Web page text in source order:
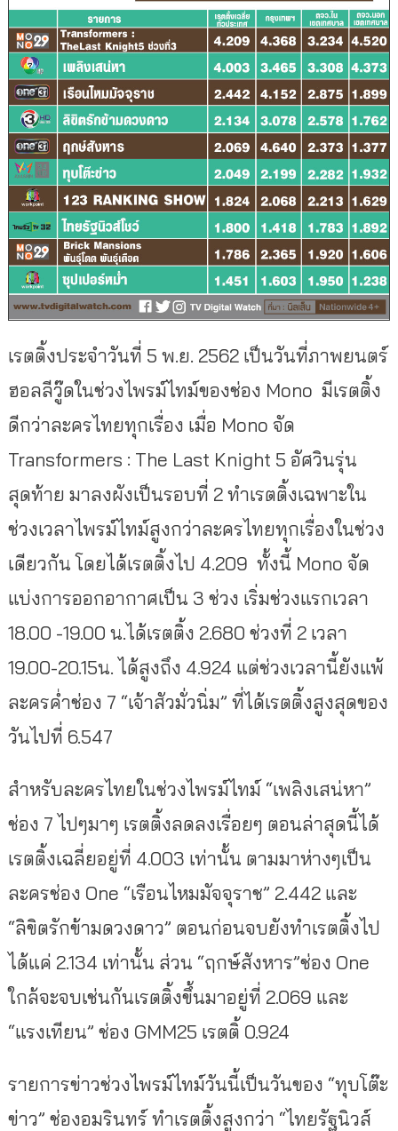
เรตติ้งประจำวันที่ 5 พ.ย. 2562 เป็นวันที่ภาพยนตร์
ฮอลลีวู๊ดในช่วงไพรม์ไทม์ของช่อง Mono มีเรตติ้ง
ดีกว่าละครไทยทุกเรื่อง เมื่อ Mono จัด
Transformers : The Last Knight 5 อัศวินรุ่น
สุดท้าย มาลงผังเป็นรอบที่ 2 ทำเรตติ้งเฉพาะใน
ช่วงเวลาไพรม์ไทม์สูงกว่าละครไทยทุกเรื่องในช่วง
เดียวกัน โดยได้เรตติ้งไป 4.209 ทั้งนี้ Mono จัด
แบ่งการออกอากาศเป็น 3 ช่วง เริ่มช่วงแรกเวลา
18.00 -19.00 น.ได้เรตติ้ง 2.680 ช่วงที่ 2 เวลา
19.00-20.15น. ได้สูงถึง 4.924 แต่ช่วงเวลานี้ยังแพ้
ละครค่ำช่อง 7 “เจ้าสัวมั่วนิ่ม” ที่ได้เรตติ้งสูงสุดของ
วันไปที่ 6.547
สำหรับละครไทยในช่วงไพรม์ไทม์ “เพลิงเสน่หา”
ช่อง 7 ไปๆมาๆ เรตติ้งลดลงเรื่อยๆ ตอนล่าสุดนี้ได้
เรตติ้งเฉลี่ยอยู่ที่ 4.003 เท่านั้น ตามมาห่างๆเป็น
ละครช่อง One “เรือนไหมมัจจุราช” 2.442 และ
“ลิขิตรักข้ามดวงดาว” ตอนก่อนจบยังทำเรตติ้งไป
ได้แค่ 2.134 เท่านั้น ส่วน “ฤกษ์สังหาร”ช่อง One
ใกล้จะจบเช่นกันเรตติ้งขึ้นมาอยู่ที่ 2.069 และ
“แรงเทียน” ช่อง GMM25 เรตติ้ 0.924
รายการข่าวช่วงไพรม์ไทม์วันนี้เป็นวันของ “ทุบโต๊ะ
ข่าว” ช่องอมรินทร์ ทำเรตติ้งสูงกว่า “ไทยรัฐนิวส์